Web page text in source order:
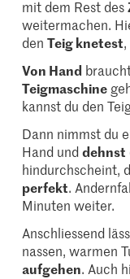
mit dem Rest des
weitermachen.
denTeig knetest
Von Hand
Teigmaschine
kannst du den
Dann nimmst du
Hand unddehnst
hindurchscheint,
perfekt.
Minuten weiter.
Anschliessend
nassen, warmen
aufgehen. Auch